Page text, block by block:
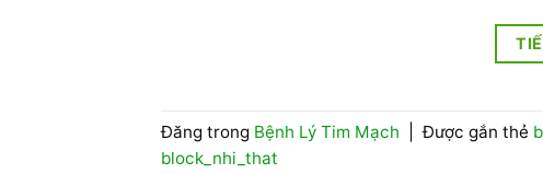
Đăng trong Bệnh Lý Tim Mạch Được gắn thẻ
block_nhi_that